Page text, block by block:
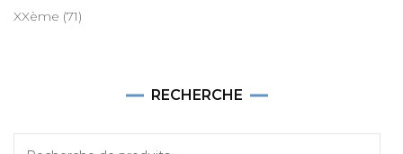
XXème (71)
RECHERCHE